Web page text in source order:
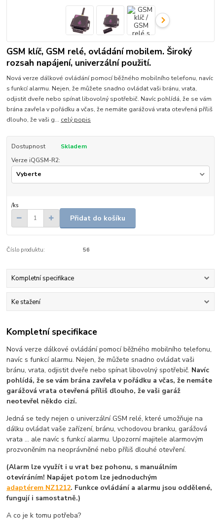
GSM klíč, GSM relé, ovládání mobilem. Široký
rozsah napájení, univerzální použití.
Nová verze dálkové ovládání pomocí běžného mobilního telefonu, navíc
s funkcí alarmu. Nejen, že můžete snadno ovládat vaši bránu, vrata,
odjistit dveře nebo spínat libovolný spotřebič. Navíc pohlídá, že se vám
brána zavřela v pořádku a včas, že nemáte garážová vrata otevřená příliš
dlouho, že vaši g... celý popis
Dostupnost
Skladem
Verze iQGSM-R2:
/ks
Přidat do košíku
Číslo produktu: 56
Kompletní specifikace
Ke stažení
Kompletní specifikace
Nová verze dálkové ovládání pomocí běžného mobilního telefonu,
navíc s funkcí alarmu. Nejen, že můžete snadno ovládat vaši
bránu, vrata, odjistit dveře nebo spínat libovolný spotřebič. Navíc
pohlídá, že se vám brána zavřela v pořádku a včas, že nemáte
garážová vrata otevřená příliš dlouho, že vaši garáž
neotevřel někdo cizí.
Jedná se tedy nejen o univerzální GSM relé, které umožňuje na
dálku ovládat vaše zařízení, bránu, vchodovou branku, garážová
vrata ... ale navíc s funkcí alarmu. Upozorní majitele alarmovým
prozvoněním na neoprávněné nebo příliš dlouhé otevření.
(Alarm lze využít i u vrat bez pohonu, s manuálním
otevíráním! Napájet potom lze jednoduchým
adaptérem NZ1212. Funkce ovládání a alarmu jsou oddělené,
fungují i samostatně.)
A co je k tomu potřeba?